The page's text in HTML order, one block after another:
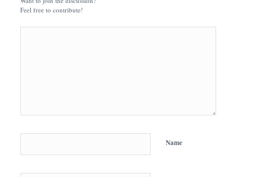
Feel free to contribute!
Name